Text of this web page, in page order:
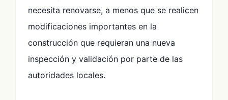
necesita renovarse, a menos que se realicen
modificaciones importantes en la
construcción que requieran una nueva
inspección y validación por parte de las
autoridades locales.